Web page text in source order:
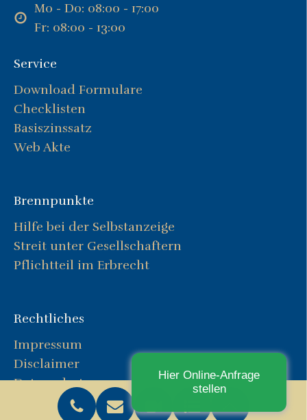
Mo - Do: 08:00 - 17:00
Fr: 08:00 - 13:00
Service
Download Formulare
Checklisten
Basiszinssatz
Web Akte
Brennpunkte
Hilfe bei der Selbstanzeige
Streit unter Gesellschaftern
Pflichtteil im Erbrecht
Rechtliches
Impressum
Disclaimer
Datenschutz
HotSpot Dienstleistungen
Hier Online-Anfrage
stellen